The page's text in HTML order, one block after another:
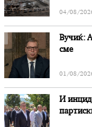
04/08/
Вучиќ:
сме
01/08/
И